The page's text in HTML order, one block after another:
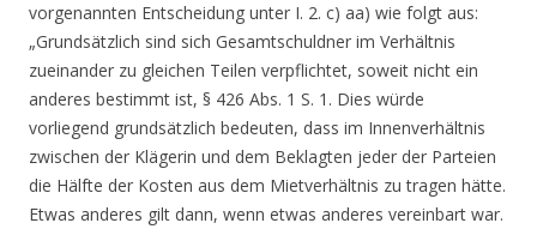
vorgenannten Entscheidung unter I. 2. c) aa) wie folgt aus:
„Grundsätzlich sind sich Gesamtschuldner im Verhältnis
zueinander zu gleichen Teilen verpflichtet, soweit nicht ein
anderes bestimmt ist, § 426 Abs. 1 S. 1. Dies würde
vorliegend grundsätzlich bedeuten, dass im Innenverhältnis
zwischen der Klägerin und dem Beklagten jeder der Parteien
die Hälfte der Kosten aus dem Mietverhältnis zu tragen hätte.
Etwas anderes gilt dann, wenn etwas anderes vereinbart war.